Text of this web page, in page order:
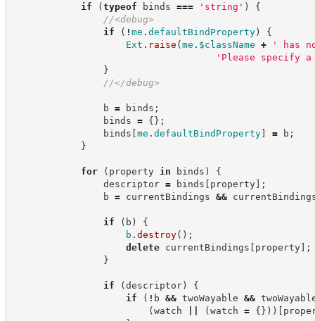
if (typeof binds === ' string ' )
{
//<debug>
if
( ! me . defaultBindProperty)
{
Ext . raise (me . $className + '
has
' Please specify
}
//</debug>
b = binds ;
binds = {} ;
binds [me . defaultBindProperty] = b ;
}
for ( property in binds )
{
descriptor = binds [ property] ;
b = currentBindings &&
if ( b )
{
b . destroy( ) ;
delete currentBindings [ property] ;
}
if (descriptor)
{
if
( ! b && twoWayable &&
(watch (watch = {} ) ) [